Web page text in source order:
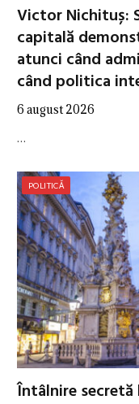
Victor Nichituș:
capitală
atunci când
când politica
6 august 2026
…
POLITICĂ
Întâlnire